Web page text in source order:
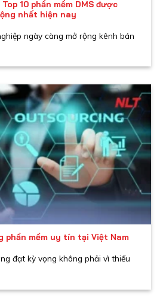
10 phần mềm DMS được
nhất hiện nay
ngày càng mở rộng kênh bán
phần mềm uy tín tại Việt Nam
đạt kỳ vọng không phải vì thiếu